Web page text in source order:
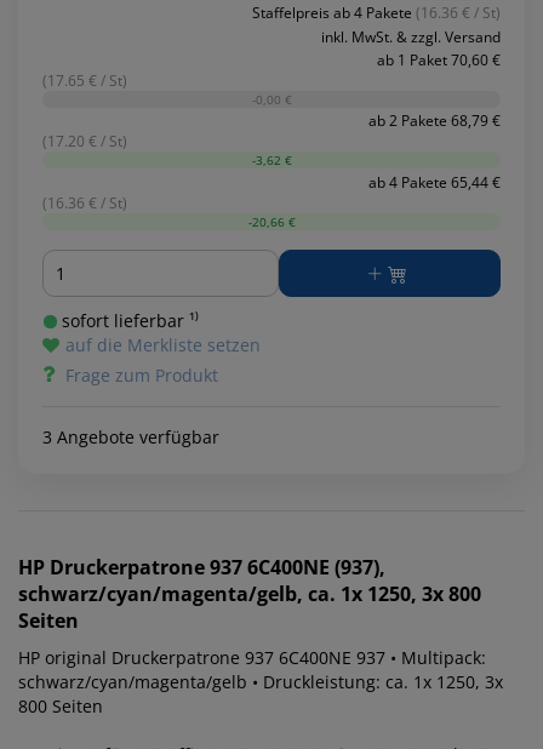
Staffelpreis ab 4 Pakete (16.36 € / St)
inkl. MwSt. & zzgl. Versand
ab 1 Paket 70,60 €
(17.65 € / St)
-0,00 €
ab 2 Pakete 68,79 €
(17.20 € / St)
-3,62 €
ab 4 Pakete 65,44 €
(16.36 € / St)
-20,66 €
Menge
sofort lieferbar ¹⁾
auf die Merkliste setzen
Frage zum Produkt
3 Angebote verfügbar
HP Druckerpatrone 937 6C400NE (937),
schwarz/cyan/magenta/gelb, ca. 1x 1250, 3x 800
Seiten
HP original Druckerpatrone 937 6C400NE 937 • Multipack:
schwarz/cyan/magenta/gelb • Druckleistung: ca. 1x 1250, 3x
800 Seiten